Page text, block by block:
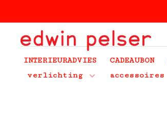
INTERIEURADVIES CADEAUBON
verlichting
accessoires